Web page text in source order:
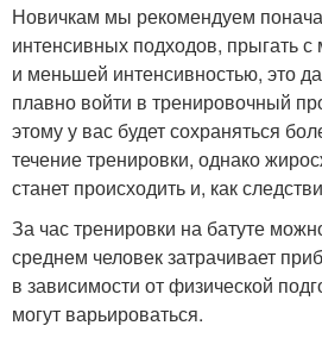
Новичкам мы рекомендуем
интенсивных подходов, прыгать
и меньшей интенсивностью, это
плавно войти в тренировочный
этому у вас будет сохраняться
течение тренировки, однако
станет происходить и, как
За час тренировки на батуте
среднем человек затрачивает
в зависимости от физической
могут варьироваться.